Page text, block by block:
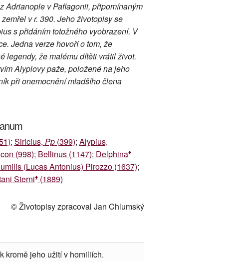
Adrianople v Paflagonii, připomínaným
v r. 390. Jeho životopisy se
s přidáním totožného vyobrazení. V
Jedna verze hovoří o tom, že
legendy, že malému dítěti vrátil život.
Alypiovy paže, položené na jeho
při onemocnění mladšího člena
; Siricius, Pp(399); Alypius,
(998); Bellinus (1147); Delphina♦
(Lucas Antonius) Pirozzo (1637);
Sterni♦(1889)
© Životopisy zpracoval Jan Chlumský
kromě jeho užití v homiliích.